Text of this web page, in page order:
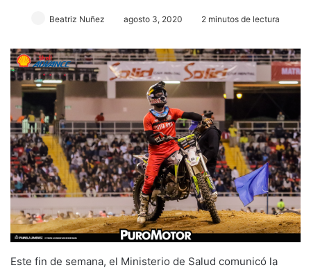
Beatriz Nuñez agosto 3, 2020 2 minutos de lectura
Este fin de semana, el Ministerio de Salud comunicó la